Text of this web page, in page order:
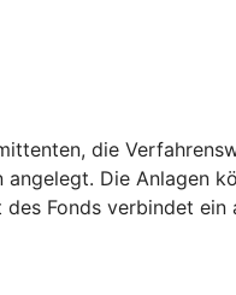
die
Die Anlagen
Fonds verbindet ein